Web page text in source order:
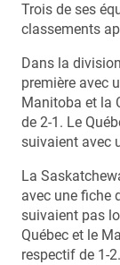
Trois de ses
classements
Dans la
première avec
Manitoba et la
de 2-1. Le
suivaient avec
La
avec une fiche
suivaient pas
Québec et le
respectif de 1-